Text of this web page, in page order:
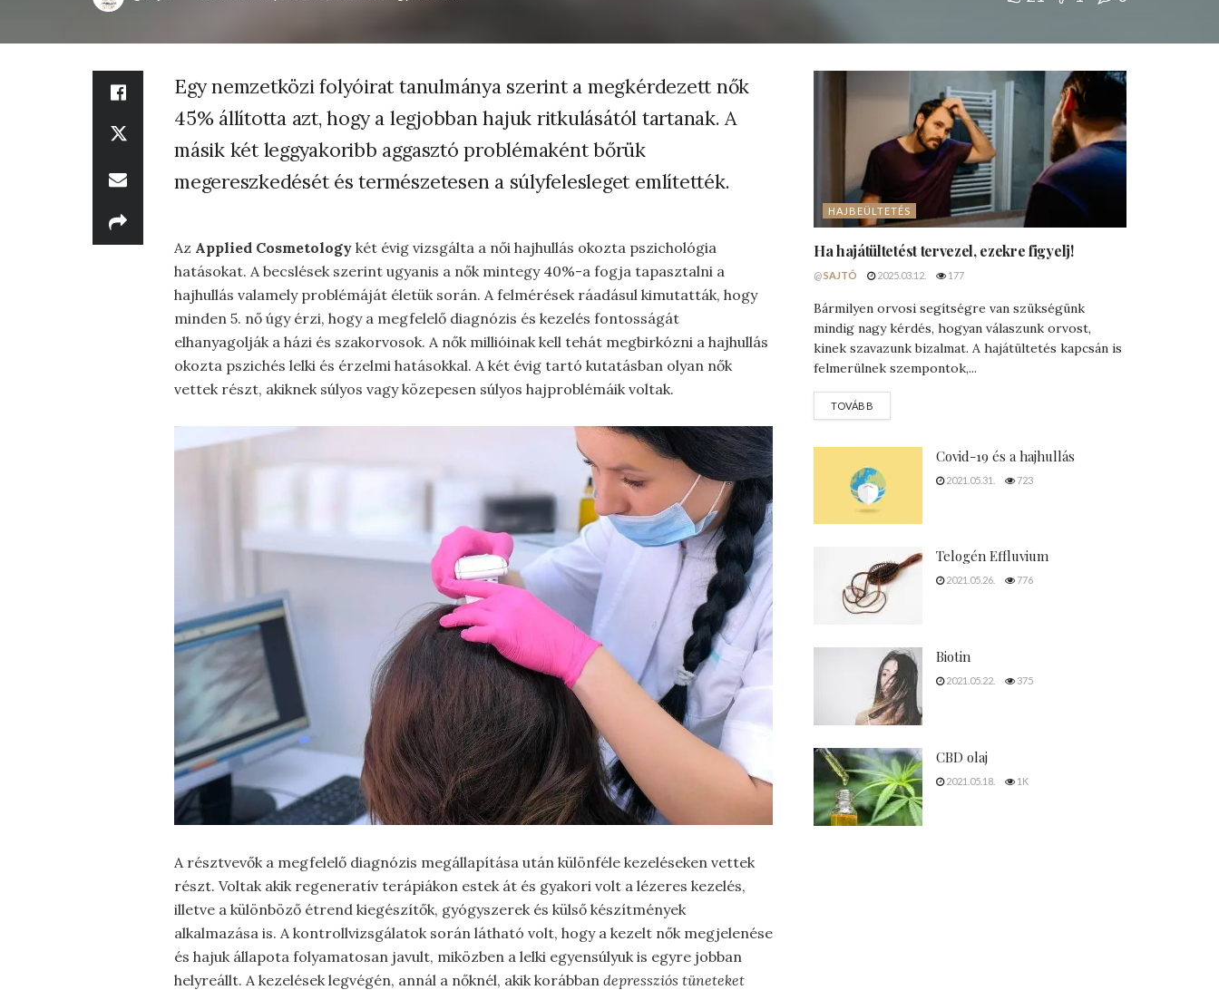
Egy nemzetközi folyóirat tanulmánya szerint a megkérdezett nők
45% állította azt, hogy a legjobban hajuk ritkulásától tartanak. A
másik két leggyakoribb aggasztó problémaként bőrük
megereszkedését és természetesen a súlyfelesleget említették.
Az Applied Cosmetology két évig vizsgálta a női hajhullás okozta pszichológia
hatásokat. A becslések szerint ugyanis a nők mintegy 40%-a fogja tapasztalni a
hajhullás valamely problémáját életük során. A felmérések ráadásul kimutatták, hogy
minden 5. nő úgy érzi, hogy a megfelelő diagnózis és kezelés fontosságát
elhanyagolják a házi és szakorvosok. A nők millióinak kell tehát megbirkózni a hajhullás
okozta pszichés lelki és érzelmi hatásokkal. A két évig tartó kutatásban olyan nők
vettek részt, akiknek súlyos vagy közepesen súlyos hajproblémáik voltak.
A résztvevők a megfelelő diagnózis megállapítása után különféle kezeléseken vettek
részt. Voltak akik regeneratív terápiákon estek át és gyakori volt a lézeres kezelés,
illetve a különböző étrend kiegészítők, gyógyszerek és külső készítmények
alkalmazása is. A kontrollvizsgálatok során látható volt, hogy a kezelt nők megjelenése
és hajuk állapota folyamatosan javult, miközben a lelki egyensúlyuk is egyre jobban
helyreállt. A kezelések legvégén, annál a nőknél, akik korábban depressziós tüneteket
HAJBEÜLTETÉS
Ha hajátültetést tervezel, ezekre figyelj!
@SAJTÓ 2025.03.12. 177
Bármilyen orvosi segítségre van szükségünk
mindig nagy kérdés, hogyan válaszunk orvost,
kinek szavazunk bizalmat. A hajátültetés kapcsán is
felmerülnek szempontok,...
TOVÁBB
Covid-19 és a hajhullás
2021.05.31. 723
Telogén Effluvium
2021.05.26. 776
Biotin
2021.05.22. 375
CBD olaj
2021.05.18. 1K